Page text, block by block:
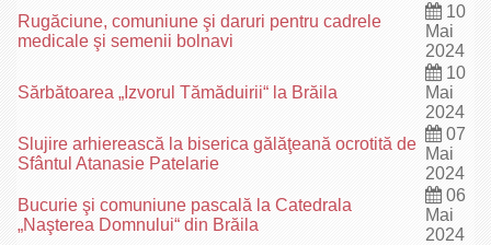
Rugăciune, comuniune şi daruri pentru cadrele
medicale şi semenii bolnavi
10
Mai
2024
Sărbătoarea „Izvorul Tămăduirii“ la Brăila
10
Mai
2024
Slujire arhierească la biserica gălăţeană ocrotită de
Sfântul Atanasie Patelarie
07
Mai
2024
Bucurie şi comuniune pascală la Catedrala
„Naşterea Domnului“ din Brăila
06
Mai
2024